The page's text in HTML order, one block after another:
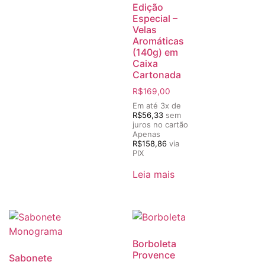
Edição
Especial –
Velas
Aromáticas
(140g) em
Caixa
Cartonada
R$169,00
Em até 3x de
R$56,33 sem
juros no cartão
Apenas
R$158,86 via
PIX
Leia mais
Sabonete
Borboleta
Provence